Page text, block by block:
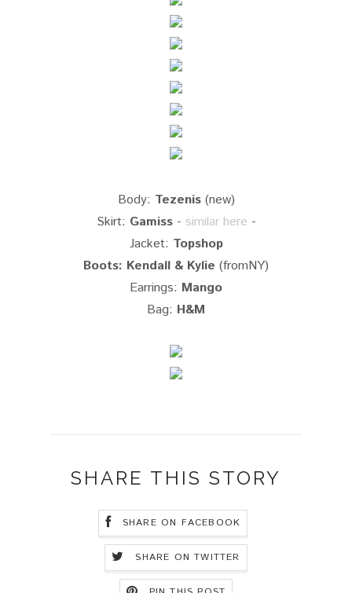
Body: Tezenis(new)
Skirt: Gamiss - similar here -
Jacket: Topshop
Boots: Kendall & Kylie (fromNY)
Earrings: Mango
Bag: H&M
SHARE THIS STORY
SHARE ON FACEBOOK
SHARE ON TWITTER